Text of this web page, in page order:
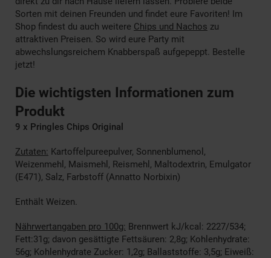
Sorten mit deinen Freunden und findet eure Favoriten! Im
Shop findest du auch weitere Chips und Nachos zu
attraktiven Preisen. So wird eure Party mit
abwechslungsreichem Knabberspaß aufgepeppt. Bestelle
jetzt!
Die wichtigsten Informationen zum
Produkt
9 x Pringles Chips Original
Zutaten: Kartoffelpureepulver, Sonnenblumenol,
Weizenmehl, Maismehl, Reismehl, Maltodextrin, Emulgator
(E471), Salz, Farbstoff (Annatto Norbixin)
Enthält Weizen.
Nährwertangaben pro 100g: Brennwert kJ/kcal: 2227/534;
Fett:31g; davon gesättigte Fettsäuren: 2,8g; Kohlenhydrate:
56g; Kohlenhydrate Zucker: 1,2g; Ballaststoffe: 3,5g; Eiweiß: